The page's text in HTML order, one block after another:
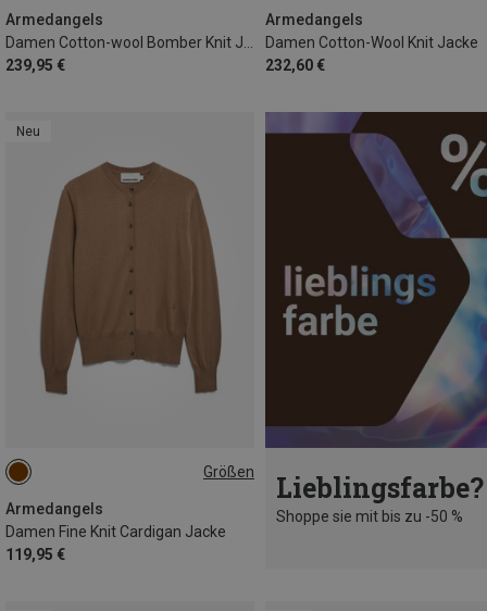
Armedangels
Damen Cotton-wool Bomber Knit Jacke
239,95 €
Armedangels
Damen Cotton-Wool Knit Jacke
232,60 €
Neu
Größen
Armedangels
Damen Fine Knit Cardigan Jacke
119,95 €
XS Lieblingsfarbe?
Shoppe sie mit bis zu -50 %